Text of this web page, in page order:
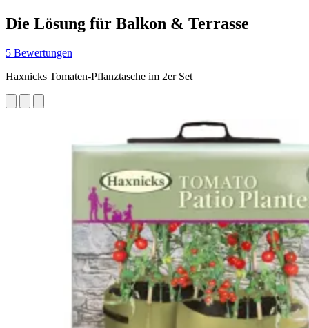
Die Lösung für Balkon & Terrasse
5 Bewertungen
Haxnicks Tomaten-Pflanztasche im 2er Set